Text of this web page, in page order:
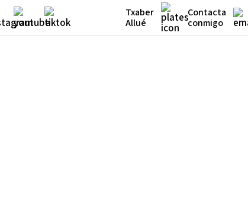
Txaber
Allué
Contacta
conmigo